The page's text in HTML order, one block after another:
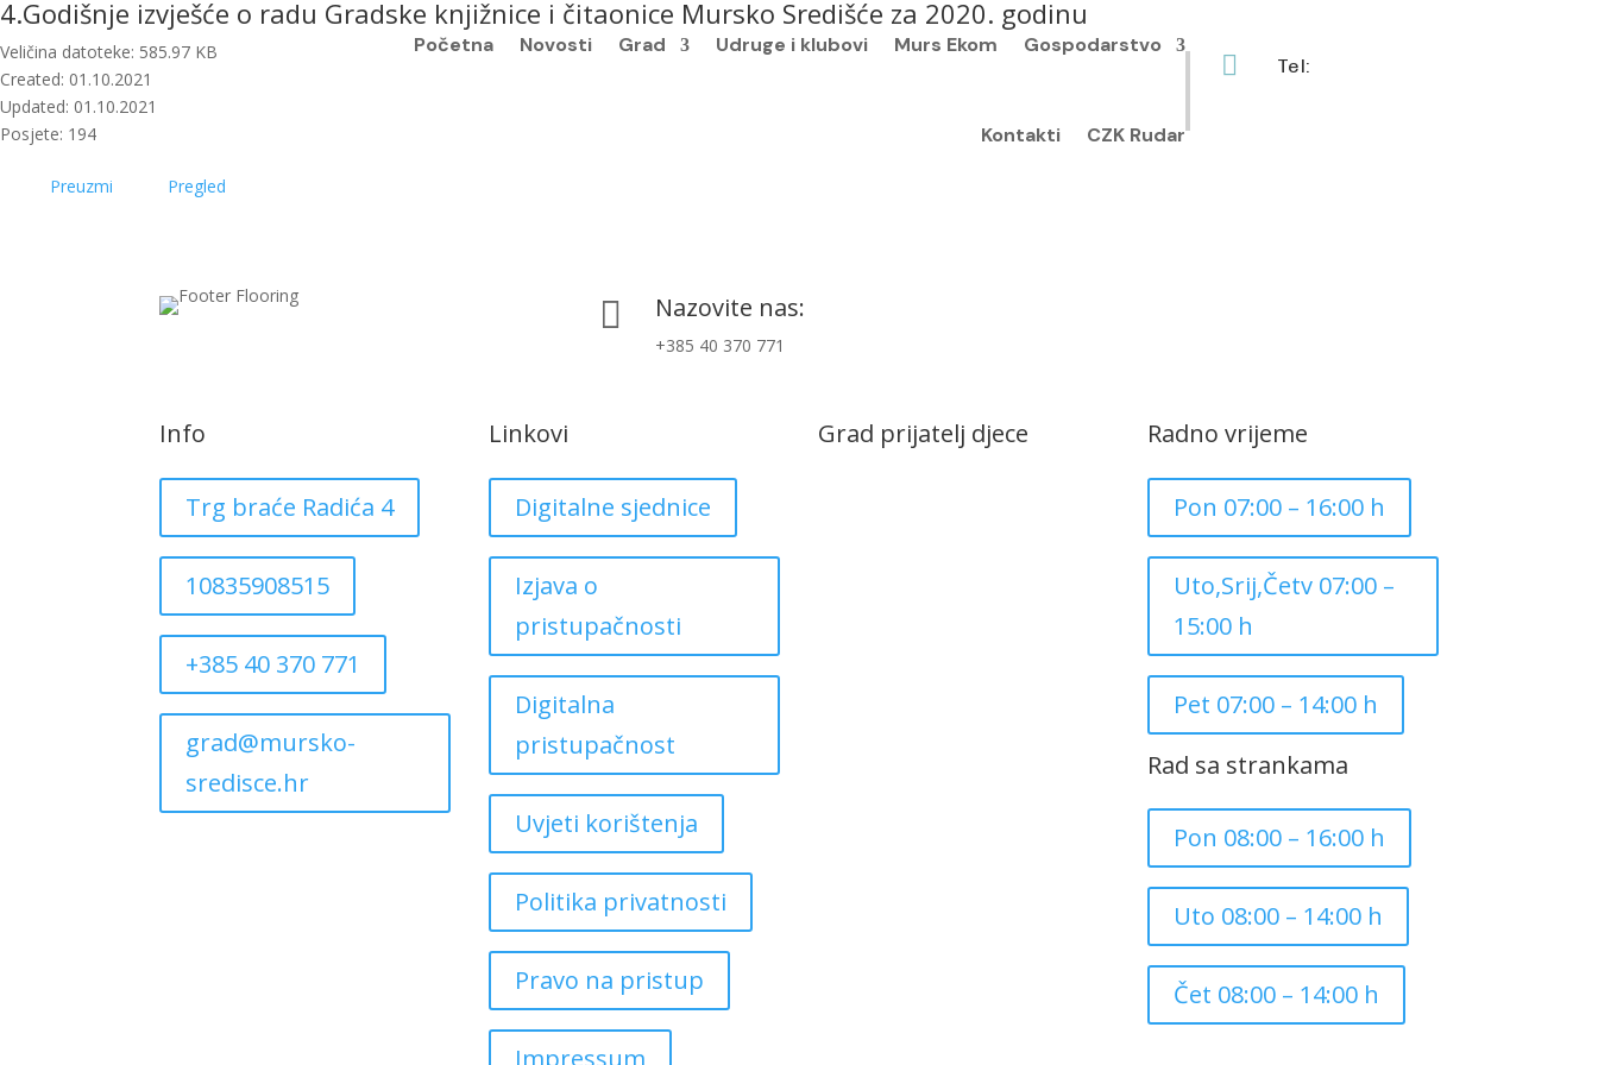
Početna Novosti Grad Udruge i klubovi Murs Ekom Gospodarstvo
Kontakti CZK Rudar
 Tel:
4.Godišnje izvješće o radu Gradske knjižnice i čitaonice Mursko Središće za 2020. godinu
Veličina datoteke: 585.97 KB
Created: 01.10.2021
Updated: 01.10.2021
Posjete: 194
Preuzmi Pregled
 Nazovite nas:
+385 40 370 771
Info
Trg braće Radića 4
10835908515
+385 40 370 771
grad@mursko-
sredisce.hr
Linkovi
Digitalne sjednice
Izjava o
pristupačnosti
Digitalna
pristupačnost
Uvjeti korištenja
Politika privatnosti
Pravo na pristup
Grad prijatelj djece Radno vrijeme
Pon 07:00 – 16:00 h
Uto,Srij,Četv 07:00 –
15:00 h
Pet 07:00 – 14:00 h
Rad sa strankama
Pon 08:00 – 16:00 h
Uto 08:00 – 14:00 h
Čet 08:00 – 14:00 h